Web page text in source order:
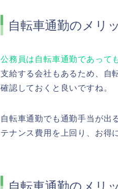
自転車通勤のメリ
公務員は自転車通勤であって
支給する会社もあるため、自
確認しておくと良いですね。
自転車通勤でも通勤手当が出
テナンス費用を上回り、お得
自転車通勤のメリ